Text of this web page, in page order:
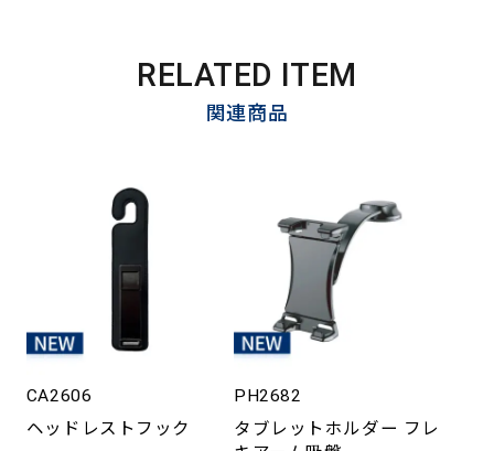
RELATED ITEM
関連商品
CA2606
ヘッドレストフック
PH2682
タブレットホルダー フレ